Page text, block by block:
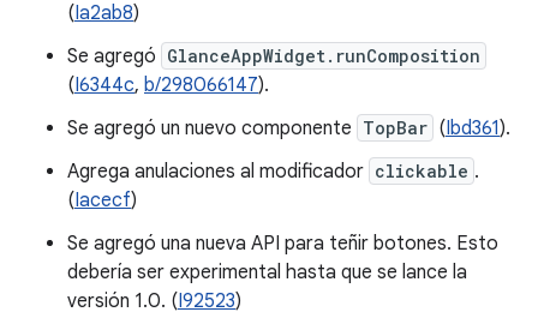
(Ia2ab8)
Se agregó GlanceAppWidget.runComposition
(I6344c, b/298066147).
Se agregó un nuevo componente TopBar (Ibd361).
Agrega anulaciones al modificador clickable .
(Iacecf)
Se agregó una nueva API para teñir botones. Esto
debería ser experimental hasta que se lance la
versión 1.0. (I92523)